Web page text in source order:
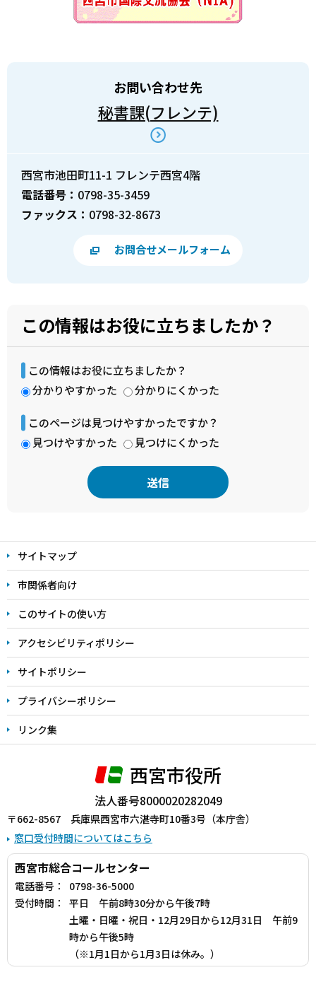
お問い合わせ先
秘書課(フレンテ)
西宮市池田町11-1 フレンテ西宮4階
電話番号： 0798-35-3459
ファックス： 0798-32-8673
お問合せメールフォーム
この情報はお役に立ちましたか？
この情報はお役に立ちましたか？
分かりやすかった
分かりにくかった
このページは見つけやすかったですか？
見つけやすかった
見つけにくかった
文
こ
こ
ま
で
サイトマップ
市関係者向け
このサイトの使い方
アクセシビリティポリシー
サイトポリシー
プライバシーポリシー
リンク集
西宮市役所
法人番号8000020282049
〒662-8567 兵庫県西宮市六湛寺町10番3号（本庁舎）
窓口受付時間についてはこちら
西宮市総合コールセンター
電話番号：
0798-36-5000
受付時間：
平日 午前8時30分から午後7時
土曜・日曜・祝日・12月29日から12月31日 午前9
時から午後5時
（※1月1日から1月3日は休み。）